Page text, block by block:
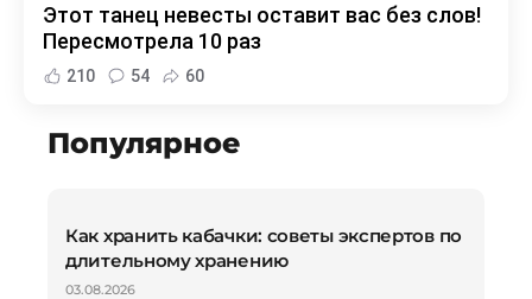
Этот танец невесты оставит вас без слов!
Пересмотрела 10 раз
210 54 60
Популярное
Как хранить кабачки: советы экспертов по
длительному хранению
03.08.2026